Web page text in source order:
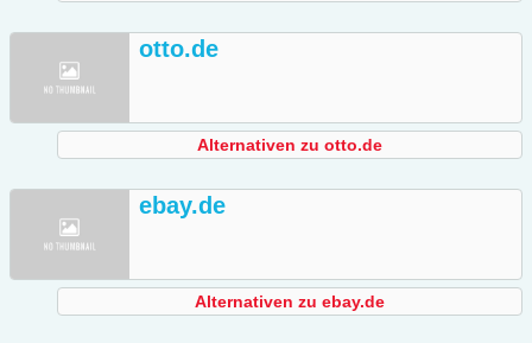
otto.de
Alternativen zu otto.de
ebay.de
Alternativen zu ebay.de